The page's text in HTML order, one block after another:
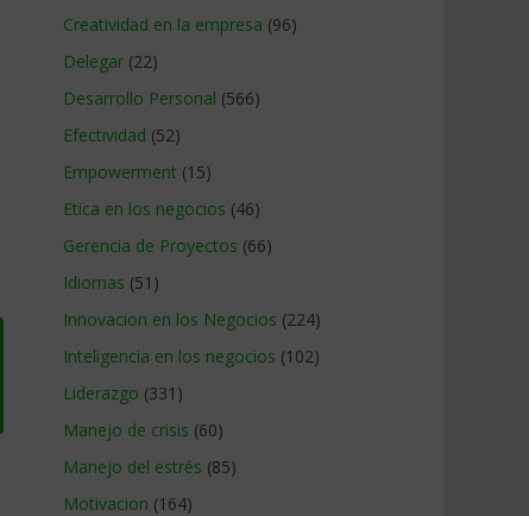
Creatividad en la empresa (96)
Delegar (22)
Desarrollo Personal (566)
Efectividad (52)
Empowerment (15)
Etica en los negocios (46)
Gerencia de Proyectos (66)
Idiomas (51)
Innovacion en los Negocios (224)
Inteligencia en los negocios (102)
Liderazgo (331)
Manejo de crisis (60)
Manejo del estrés (85)
Motivacion (164)